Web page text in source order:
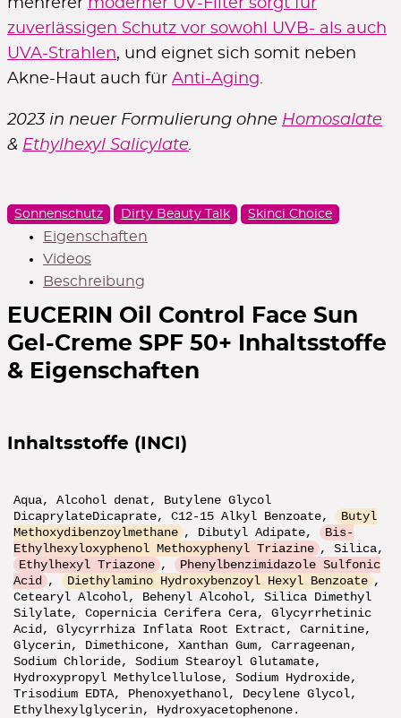
10% Rabatt
5€ Rabatt
Gratiszugaben
Geschenke zu ausgewählten Marken
ZUR ÜBERSICHT
im 1. Newsletter ab 40€ Bestellwert
mehrerer moderner UV-Filter sorgt für
zuverlässigen Schutz vor sowohl UVB- als auch
UVA-Strahlen, und eignet sich somit neben
Akne-Haut auch für Anti-Aging.
2023 in neuer Formulierung ohne Homosalate
& Ethylhexyl Salicylate.
Sonnenschutz Dirty Beauty Talk Skinci Choice
Eigenschaften
Videos
Beschreibung
EUCERIN Oil Control Face Sun
Gel-Creme SPF 50+ Inhaltsstoffe
& Eigenschaften
Inhaltsstoffe (INCI)
Aqua, Alcohol denat, Butylene Glycol
DicaprylateDicaprate, C12-15 Alkyl Benzoate, Butyl
Methoxydibenzoylmethane , Dibutyl Adipate, Bis-
Ethylhexyloxyphenol Methoxyphenyl Triazine , Silica,
Ethylhexyl Triazone , Phenylbenzimidazole Sulfonic
Acid , Diethylamino Hydroxybenzoyl Hexyl Benzoate ,
Cetearyl Alcohol, Behenyl Alcohol, Silica Dimethyl
Silylate, Copernicia Cerifera Cera, Glycyrrhetinic
Acid, Glycyrrhiza Inflata Root Extract, Carnitine,
Glycerin, Dimethicone, Xanthan Gum, Carrageenan,
Sodium Chloride, Sodium Stearoyl Glutamate,
Hydroxypropyl Methylcellulose, Sodium Hydroxide,
Trisodium EDTA, Phenoxyethanol, Decylene Glycol,
Ethylhexylglycerin, Hydroxyacetophenone.